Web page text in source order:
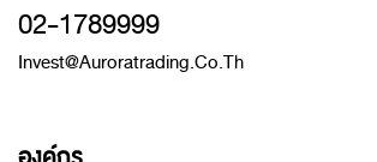
02-1789999
Invest@auroratrading.co.th